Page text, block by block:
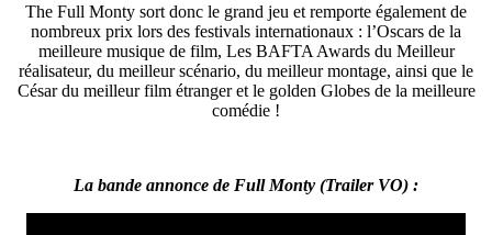
The Full Monty sort donc le grand jeu et remporte également de
nombreux prix lors des festivals internationaux : l’Oscars de la
meilleure musique de film, Les BAFTA Awards du Meilleur
réalisateur, du meilleur scénario, du meilleur montage, ainsi que le
César du meilleur film étranger et le golden Globes de la meilleure
comédie !
La bande annonce de Full Monty (Trailer VO) :